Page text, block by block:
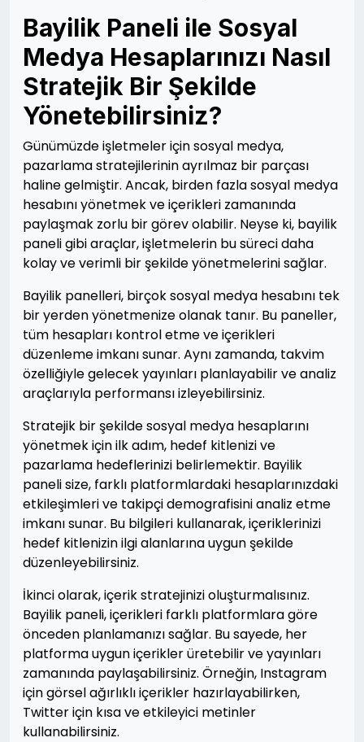
Bayilik Paneli ile Sosyal
Medya Hesaplarınızı Nasıl
Stratejik Bir Şekilde
Yönetebilirsiniz?
Günümüzde işletmeler için sosyal medya,
pazarlama stratejilerinin ayrılmaz bir parçası
haline gelmiştir. Ancak, birden fazla sosyal medya
hesabını yönetmek ve içerikleri zamanında
paylaşmak zorlu bir görev olabilir. Neyse ki, bayilik
paneli gibi araçlar, işletmelerin bu süreci daha
kolay ve verimli bir şekilde yönetmelerini sağlar.
Bayilik panelleri, birçok sosyal medya hesabını tek
bir yerden yönetmenize olanak tanır. Bu paneller,
tüm hesapları kontrol etme ve içerikleri
düzenleme imkanı sunar. Aynı zamanda, takvim
özelliğiyle gelecek yayınları planlayabilir ve analiz
araçlarıyla performansı izleyebilirsiniz.
Stratejik bir şekilde sosyal medya hesaplarını
yönetmek için ilk adım, hedef kitlenizi ve
pazarlama hedeflerinizi belirlemektir. Bayilik
paneli size, farklı platformlardaki hesaplarınızdaki
etkileşimleri ve takipçi demografisini analiz etme
imkanı sunar. Bu bilgileri kullanarak, içeriklerinizi
hedef kitlenizin ilgi alanlarına uygun şekilde
düzenleyebilirsiniz.
İkinci olarak, içerik stratejinizi oluşturmalısınız.
Bayilik paneli, içerikleri farklı platformlara göre
önceden planlamanızı sağlar. Bu sayede, her
platforma uygun içerikler üretebilir ve yayınları
zamanında paylaşabilirsiniz. Örneğin, Instagram
için görsel ağırlıklı içerikler hazırlayabilirken,
Twitter için kısa ve etkileyici metinler
kullanabilirsiniz.